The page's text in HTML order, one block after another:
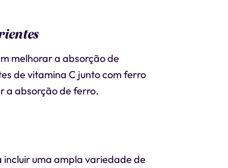
melhorar a absorção de
de vitamina C junto com ferro
a absorção de ferro.
incluir uma ampla variedade de